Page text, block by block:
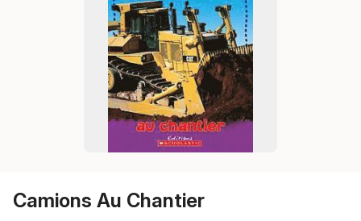
Camions Au Chantier